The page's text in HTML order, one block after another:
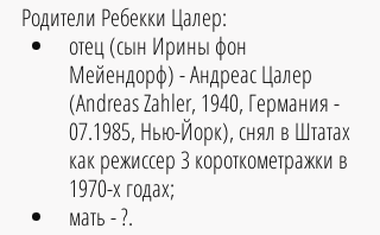
Родители Ребекки Цалер:
отец (сын Ирины фон
Мейендорф) - Андреас Цалер
(Andreas Zahler, 1940, Германия -
07.1985, Нью-Йорк), снял в Штатах
как режиссер 3 короткометражки в
1970-х годах;
мать - ?.